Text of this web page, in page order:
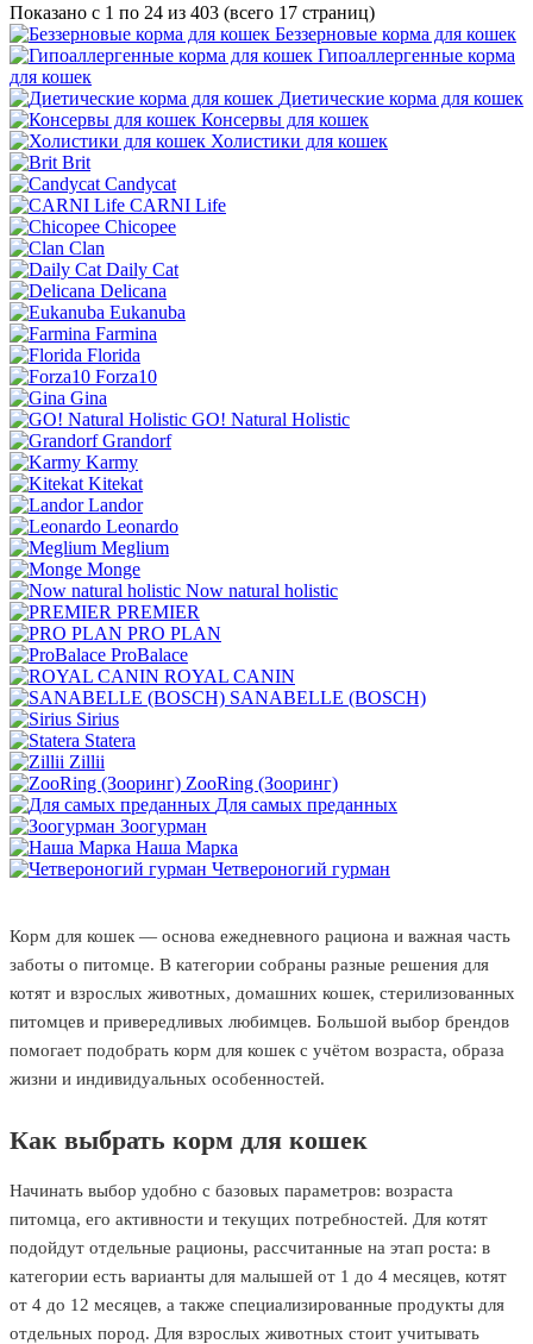
Показано с 1 по 24 из 403 (всего 17 страниц)
Беззерновые корма для кошек
Гипоаллергенные корма
для кошек
Диетические корма для кошек
Консервы для кошек
Холистики для кошек
Brit
Candycat
CARNI Life
Chicopee
Clan
Daily Cat
Delicana
Eukanuba
Farmina
Florida
Forza10
Gina
GO! Natural Holistic
Grandorf
Karmy
Kitekat
Landor
Leonardo
Meglium
Monge
Now natural holistic
PREMIER
PRO PLAN
ProBalace
ROYAL CANIN
SANABELLE (BOSCH)
Sirius
Statera
Zillii
ZooRing (Зооринг)
Для самых преданных
Зоогурман
Наша Марка
Четвероногий гурман
Корм для кошек — основа ежедневного рациона и важная часть
заботы о питомце. В категории собраны разные решения для
котят и взрослых животных, домашних кошек, стерилизованных
питомцев и привередливых любимцев. Большой выбор брендов
помогает подобрать корм для кошек с учётом возраста, образа
жизни и индивидуальных особенностей.
Как выбрать корм для кошек
Начинать выбор удобно с базовых параметров: возраста
питомца, его активности и текущих потребностей. Для котят
подойдут отдельные рационы, рассчитанные на этап роста: в
категории есть варианты для малышей от 1 до 4 месяцев, котят
от 4 до 12 месяцев, а также специализированные продукты для
отдельных пород. Для взрослых животных стоит учитывать